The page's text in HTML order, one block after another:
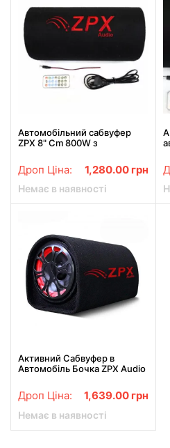
Автомобільний сабвуфер
ZPX 8" Cm 800W з
Колонка в авто
Дроп Ціна: 1,280.00 грн
Немає в наявності
Активний Сабвуфер в
Автомобіль Бочка ZPX Audio
Колонка в Машину
Дроп Ціна: 1,639.00 грн
Немає в наявності